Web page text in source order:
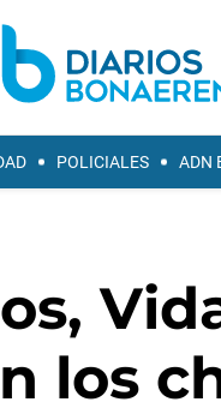
POLICIALES ADN
los